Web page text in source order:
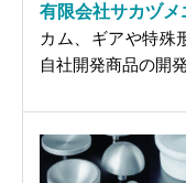
有限会社サカヅ
カム、ギアや特殊
自社開発商品の開